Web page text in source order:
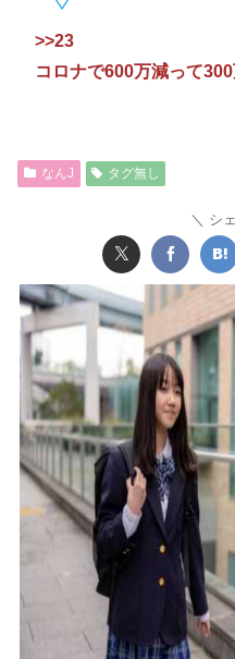
>>23
コロナで600万減って
なんJ タグ無し
シ